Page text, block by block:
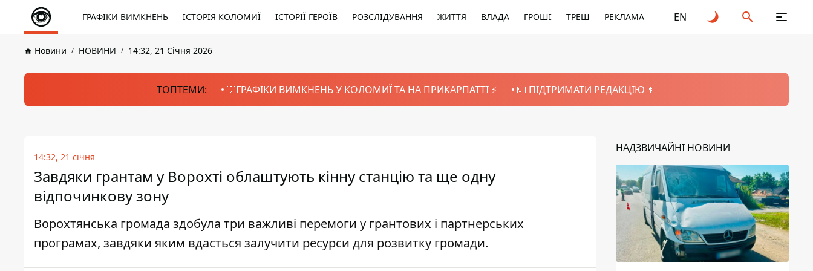
ГРАФІКИ ВИМКНЕНЬ ІСТОРІЯ КОЛОМИЇ ІСТОРІЇ ГЕРОЇВ РОЗСЛІДУВАННЯ ЖИТТЯ ВЛАДА ГРОШІ ТРЕШ РЕКЛАМА EN
Новини НОВИНИ 14:32, 21 Січня 2026
ТОПТЕМИ: 💡ГРАФІКИ ВИМКНЕНЬ У КОЛОМИЇ ТА НА ПРИКАРПАТТІ ⚡️ 💵 ПІДТРИМАТИ РЕДАКЦІЮ 💵
14:32, 21 січня
Завдяки грантам у Ворохті облаштують кінну станцію та ще одну
відпочинкову зону
Ворохтянська громада здобула три важливі перемоги у грантових і партнерських
програмах, завдяки яким вдасться залучити ресурси для розвитку громади.
НАДЗВИЧАЙНІ НОВИНИ